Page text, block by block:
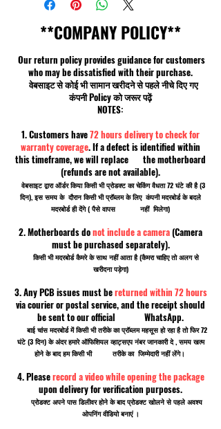
**COMPANY POLICY**
Our return policy provides guidance for customers
who may be dissatisfied with their purchase.
वेबसाइट से कोई भी सामान खरीदने से पहले नीचे दिए गए
कंपनी Policy को जरूर पढ़ें
NOTES:
1. Customers have72 hours delivery to check for
warranty coverage. If a defect is identified within
this timeframe, we will replace the motherboard
(refunds are not available).
वेबसाइट द्वारा ऑर्डर किया किसी भी प्रोडक्ट का चेकिंग वैधता 72 घंटे की है (3
दिन), इस समय के दौरान किसी भी प्रॉब्लम के लिए कंपनी मदरबोर्ड के बदले
मदरबोर्ड ही देंगे ( पैसे वापस नहीं मिलेगा)
2. Motherboards donot include a camera(Camera
must be purchased separately).
किसी भी मदरबोर्ड कैमरे के साथ नहीं आता है (कैमरा चाहिए तो अलग से
खरीदना पड़ेगा)
3. Any PCB issues must bereturned within 72 hours
via courier or postal service, and the receipt should
be sent to our official WhatsApp.
बाई चांस मदरबोर्ड में किसी भी तरीके का प्रॉब्लम महसूस हो रहा है तो फिर 72
घंटे (3 दिन) के अंदर हमारे ऑफिशियल व्हाट्सएप नंबर जानकारी दे , समय खत्म
होने के बाद हम किसी भी तरीके का जिम्मेदारी नहीं लेंगे।
4. Pleaserecord a video while opening the package
upon delivery for verification purposes.
प्रोडक्ट अपने पास डिलीवर होने के बाद प्रोडक्ट खोलने से पहले अवश्य
ओपनिंग वीडियो बनाएं ।